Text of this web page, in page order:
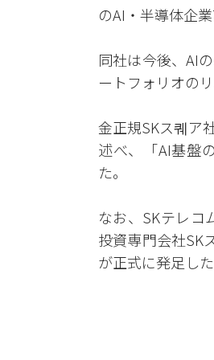
のAI・半導体企
同社は今後、AI
ートフォリオの
金正規SKス퀘ア
述べ、「AI基盤
た。
なお、SKテレコ
投資専門会社SK
が正式に発足した